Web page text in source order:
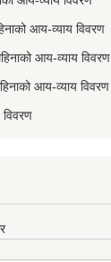
आय-व्याय विवरण
आय-व्याय विवरण
आय-व्याय विवरण